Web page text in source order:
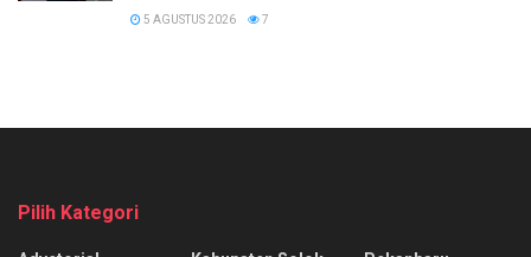
5 AGUSTUS 2026 7
Pilih Kategori